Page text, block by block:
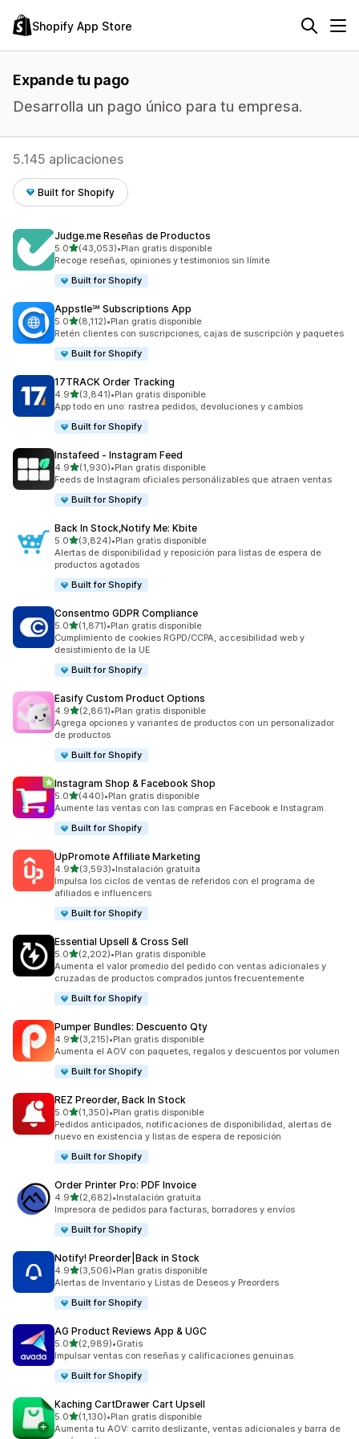
Shopify App Store
Expande tu pago
Desarrolla un pago único para tu empresa.
5.145 aplicaciones
Built for Shopify
Judge.me Reseñas de Productos
5.0de 5 estrellas
(43,053)
43053 reseñas en total
•Plan gratis disponible
Recoge reseñas, opiniones y testimonios sin límite
Built for Shopify
Appstle℠ Subscriptions App
5.0de 5 estrellas
(8,112)
8112 reseñas en total
•Plan gratis disponible
Retén clientes con suscripciones, cajas de suscripción y paquetes
Built for Shopify
17TRACK Order Tracking
4.9de 5 estrellas
(3,841)
3841 reseñas en total
•Plan gratis disponible
App todo en uno: rastrea pedidos, devoluciones y cambios
Built for Shopify
Instafeed ‑ Instagram Feed
4.9de 5 estrellas
(1,930)
1930 reseñas en total
•Plan gratis disponible
Feeds de Instagram oficiales personálizables que atraen ventas
Built for Shopify
Back In Stock,Notify Me: Kbite
5.0de 5 estrellas
(3,824)
3824 reseñas en total
•Plan gratis disponible
Alertas de disponibilidad y reposición para listas de espera de
productos agotados
Built for Shopify
Consentmo GDPR Compliance
5.0de 5 estrellas
(1,871)
1871 reseñas en total
•Plan gratis disponible
Cumplimiento de cookies RGPD/CCPA, accesibilidad web y
desistimiento de la UE
Built for Shopify
Easify Custom Product Options
4.9de 5 estrellas
(2,861)
2861 reseñas en total
•Plan gratis disponible
Agrega opciones y variantes de productos con un personalizador
de productos
Built for Shopify
Instagram Shop & Facebook Shop
5.0de 5 estrellas
(440)
440 reseñas en total
•Plan gratis disponible
Aumente las ventas con las compras en Facebook e Instagram.
Built for Shopify
UpPromote Affiliate Marketing
4.9de 5 estrellas
(3,593)
3593 reseñas en total
•Instalación gratuita
Impulsa los ciclos de ventas de referidos con el programa de
afiliados e influencers
Built for Shopify
Essential Upsell & Cross Sell
5.0de 5 estrellas
(2,202)
2202 reseñas en total
•Plan gratis disponible
Aumenta el valor promedio del pedido con ventas adicionales y
cruzadas de productos comprados juntos frecuentemente
Built for Shopify
Pumper Bundles: Descuento Qty
4.9de 5 estrellas
(3,215)
3215 reseñas en total
•Plan gratis disponible
Aumenta el AOV con paquetes, regalos y descuentos por volumen
Built for Shopify
REZ Preorder, Back In Stock
5.0de 5 estrellas
(1,350)
1350 reseñas en total
•Plan gratis disponible
Pedidos anticipados, notificaciones de disponibilidad, alertas de
nuevo en existencia y listas de espera de reposición
Built for Shopify
Order Printer Pro: PDF Invoice
4.9de 5 estrellas
(2,682)
2682 reseñas en total
•Instalación gratuita
Impresora de pedidos para facturas, borradores y envíos
Built for Shopify
Notify! Preorder|Back in Stock
4.9de 5 estrellas
(3,506)
3506 reseñas en total
•Plan gratis disponible
Alertas de Inventario y Listas de Deseos y Preorders
Built for Shopify
AG Product Reviews App & UGC
5.0de 5 estrellas
(2,989)
2989 reseñas en total
•Gratis
Impulsar ventas con reseñas y calificaciones genuinas.
Built for Shopify
Kaching CartDrawer Cart Upsell
5.0de 5 estrellas
(1,130)
1130 reseñas en total
•Plan gratis disponible
Aumenta tu AOV: carrito deslizante, ventas adicionales y barra de